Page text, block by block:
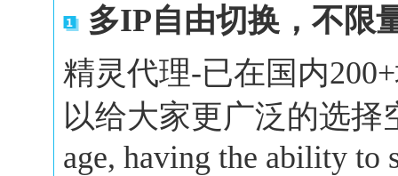
多IP自由切换，不限
精灵代理-已在国内
以给大家更广泛的选择
age, having the ability to